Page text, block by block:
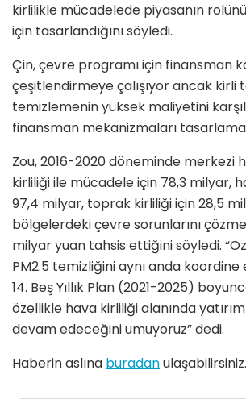
kirlilikle mücadelede piyasanın
için tasarlandığını söyledi.
Çin, çevre programı için finansman
çeşitlendirmeye çalışıyor ancak kirli
temizlemenin yüksek maliyetini
finansman mekanizmaları
Zou, 2016-2020 döneminde merkezi
kirliliği ile mücadele için 78,3 milyar,
97,4 milyar, toprak kirliliği için 28,5
bölgelerdeki çevre sorunlarını
milyar yuan tahsis ettiğini söyledi.
PM2.5 temizliğini aynı anda
14. Beş Yıllık Plan (2021-2025)
özellikle hava kirliliği alanında
devam edeceğini umuyoruz” dedi.
Haberin aslına buradanulaşabilirsiniz.